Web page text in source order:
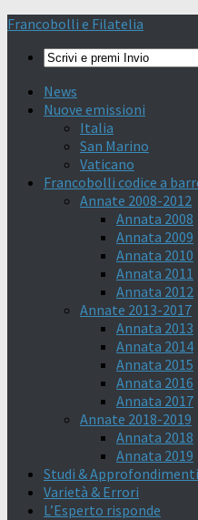
Francobolli e Filatelia
News
Nuove emissioni
Italia
San Marino
Vaticano
Francobolli codice a
Annate 2008-2012
Annata 2008
Annata 2009
Annata 2010
Annata 2011
Annata 2012
Annate 2013-2017
Annata 2013
Annata 2014
Annata 2015
Annata 2016
Annata 2017
Annate 2018-2019
Annata 2018
Annata 2019
Studi & Approfondimenti
Varietà & Errori
L’Esperto risponde